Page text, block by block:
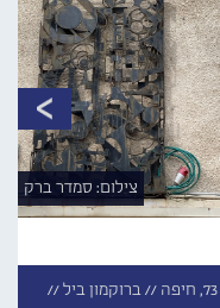
צילום: סמדר ברק
ברוקמון ביל //